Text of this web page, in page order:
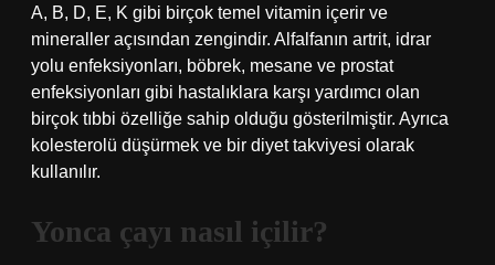
A, B, D, E, K gibi birçok temel vitamin içerir ve
mineraller açısından zengindir. Alfalfanın artrit, idrar
yolu enfeksiyonları, böbrek, mesane ve prostat
enfeksiyonları gibi hastalıklara karşı yardımcı olan
birçok tıbbi özelliğe sahip olduğu gösterilmiştir. Ayrıca
kolesterolü düşürmek ve bir diyet takviyesi olarak
kullanılır.
Yonca çayı nasıl içilir?